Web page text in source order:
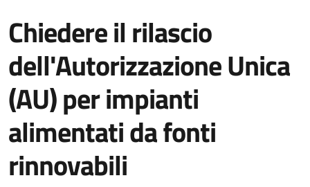
Chiedere il rilascio
dell'Autorizzazione Unica
(AU) per impianti
alimentati da fonti
rinnovabili